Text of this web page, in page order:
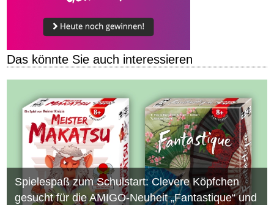
Das könnte Sie auch interessieren
Spielespaß zum Schulstart: Clevere Köpfchen
gesucht für die AMIGO-Neuheit „Fantastique“ und